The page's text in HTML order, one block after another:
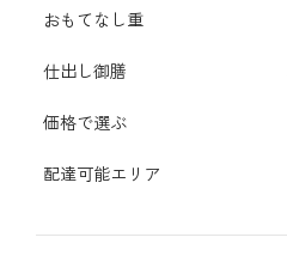
おもてなし重
仕出し御膳
価格で選ぶ
配達可能エリア